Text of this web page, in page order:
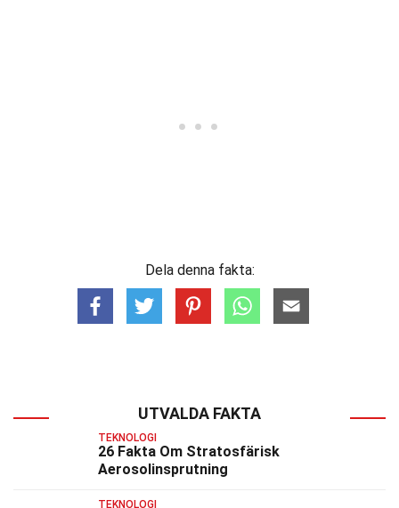
Dela denna fakta:
UTVALDA FAKTA
TEKNOLOGI
26 Fakta Om Stratosfärisk
Aerosolinsprutning
TEKNOLOGI